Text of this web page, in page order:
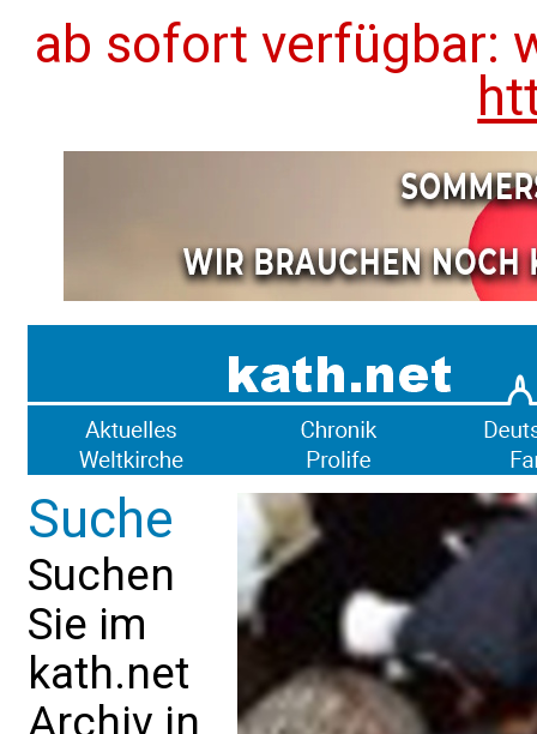
ab sofort verfügbar:
Suche
Suchen
Sie im
kath.net
Archiv in